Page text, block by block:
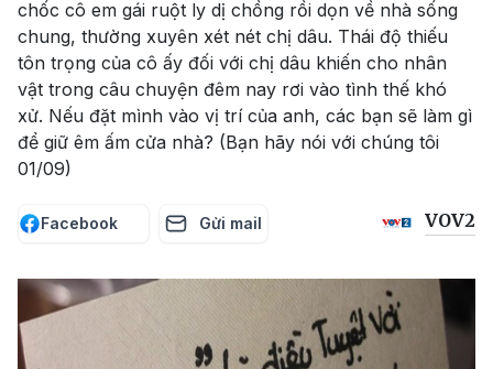
chốc cô em gái ruột ly dị chồng rồi dọn về nhà sống
chung, thường xuyên xét nét chị dâu. Thái độ thiếu
tôn trọng của cô ấy đối với chị dâu khiến cho nhân
vật trong câu chuyện đêm nay rơi vào tình thế khó
xử. Nếu đặt mình vào vị trí của anh, các bạn sẽ làm gì
để giữ êm ấm cửa nhà? (Bạn hãy nói với chúng tôi
01/09)
Facebook Gửi mail VOV2